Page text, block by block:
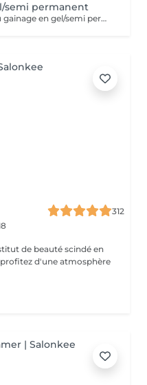
semi permanent
Renforcement de l'ongle grâce au gainage en gel/semi permanent, permettant une tenue de 4 semaines .
312
de beauté scindé en